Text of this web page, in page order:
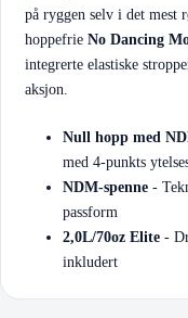
på ryggen selv i det mest
hoppefrie No Dancing
integrerte elastiske
aksjon.
Null hopp med
med 4-punkts
NDM-spenne -
passform
2,0L/70oz Elite -
inkludert